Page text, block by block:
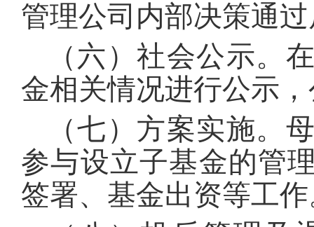
管理公司内部决策通
（六）社会公示。
金相关情况进行公示
（七）方案实施。
参与设立子基金的管
签署、基金出资等工